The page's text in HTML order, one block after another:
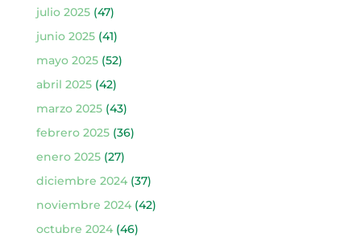
julio 2025(47)
junio 2025(41)
mayo 2025(52)
abril 2025(42)
marzo 2025(43)
febrero 2025(36)
enero 2025(27)
diciembre 2024(37)
noviembre 2024(42)
octubre 2024(46)